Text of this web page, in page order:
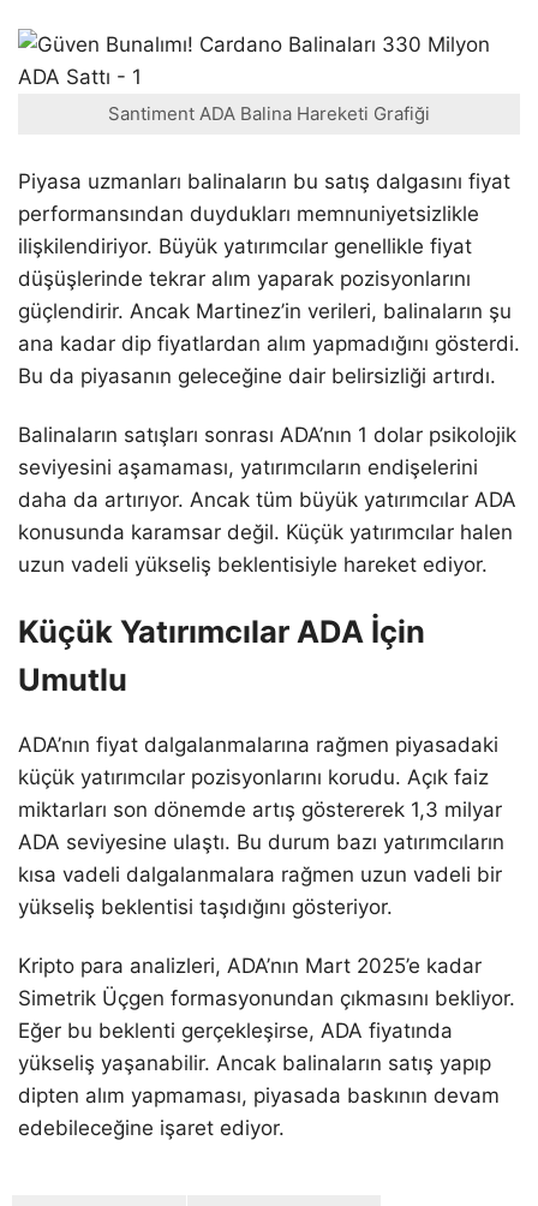
Santiment ADA Balina Hareketi Grafiği
Piyasa uzmanları balinaların bu satış dalgasını fiyat
performansından duydukları memnuniyetsizlikle
ilişkilendiriyor. Büyük yatırımcılar genellikle fiyat
düşüşlerinde tekrar alım yaparak pozisyonlarını
güçlendirir. Ancak Martinez’in verileri, balinaların şu
ana kadar dip fiyatlardan alım yapmadığını gösterdi.
Bu da piyasanın geleceğine dair belirsizliği artırdı.
Balinaların satışları sonrası ADA’nın 1 dolar psikolojik
seviyesini aşamaması, yatırımcıların endişelerini
daha da artırıyor. Ancak tüm büyük yatırımcılar ADA
konusunda karamsar değil. Küçük yatırımcılar halen
uzun vadeli yükseliş beklentisiyle hareket ediyor.
Küçük Yatırımcılar ADA İçin
Umutlu
ADA’nın fiyat dalgalanmalarına rağmen piyasadaki
küçük yatırımcılar pozisyonlarını korudu. Açık faiz
miktarları son dönemde artış göstererek 1,3 milyar
ADA seviyesine ulaştı. Bu durum bazı yatırımcıların
kısa vadeli dalgalanmalara rağmen uzun vadeli bir
yükseliş beklentisi taşıdığını gösteriyor.
Kripto para analizleri, ADA’nın Mart 2025’e kadar
Simetrik Üçgen formasyonundan çıkmasını bekliyor.
Eğer bu beklenti gerçekleşirse, ADA fiyatında
yükseliş yaşanabilir. Ancak balinaların satış yapıp
dipten alım yapmaması, piyasada baskının devam
edebileceğine işaret ediyor.